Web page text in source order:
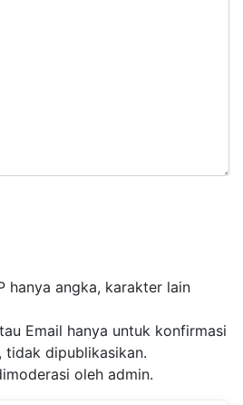
hanya angka, karakter lain
Email hanya untuk konfirmasi
tidak dipublikasikan.
oleh admin.